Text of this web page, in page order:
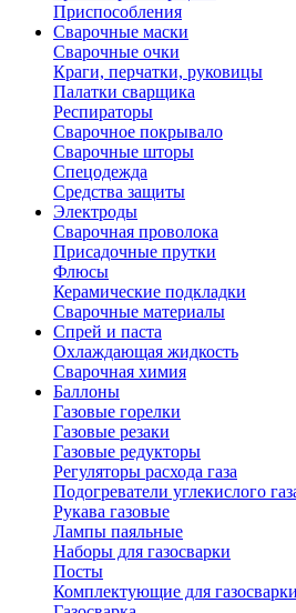
Приспособления
Сварочные маски
Сварочные очки
Краги, перчатки, руковицы
Палатки сварщика
Респираторы
Сварочное покрывало
Сварочные шторы
Спецодежда
Средства защиты
Электроды
Сварочная проволока
Присадочные прутки
Флюсы
Керамические подкладки
Сварочные материалы
Спрей и паста
Охлаждающая жидкость
Сварочная химия
Баллоны
Газовые горелки
Газовые резаки
Газовые редукторы
Регуляторы расхода газа
Подогреватели углекислого
Рукава газовые
Лампы паяльные
Наборы для газосварки
Посты
Комплектующие для газосварки